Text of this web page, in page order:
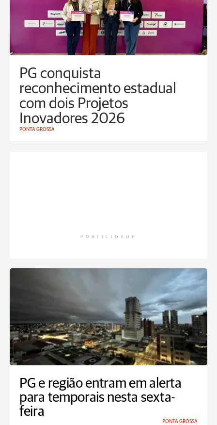
PG conquista
reconhecimento estadual
com dois Projetos
Inovadores 2026
PONTA GROSSA
PUBLICIDADE
PG e região entram em alerta
para temporais nesta sexta-
feira
PONTA GROSSA